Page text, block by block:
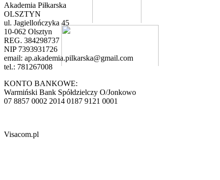
Akademia Piłkarska
OLSZTYN
ul. Jagiellończyka 45
10-062 Olsztyn
REG. 384298737
NIP 7393931726
email: ap.akademia.pilkarska@gmail.com
tel.: 781267008
KONTO BANKOWE:
Warmiński Bank Spółdzielczy O/Jonkowo
07 8857 0002 2014 0187 9121 0001
Visacom.pl